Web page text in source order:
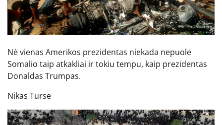
Nė vienas Amerikos prezidentas niekada nepuolė
Somalio taip atkakliai ir tokiu tempu, kaip prezidentas
Donaldas Trumpas.
Nikas Turse